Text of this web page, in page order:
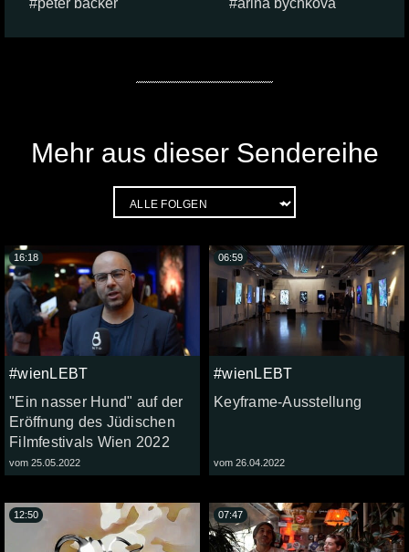
peter bäcker
arina bychkova
Mehr aus dieser Sendereihe
#wienLEBT
"Ein nasser Hund" auf der
Eröffnung des Jüdischen
Filmfestivals Wien 2022
vom 25.05.2022
16:18
#wienLEBT
Keyframe-Ausstellung
vom 26.04.2022
06:59
12:50 07:47